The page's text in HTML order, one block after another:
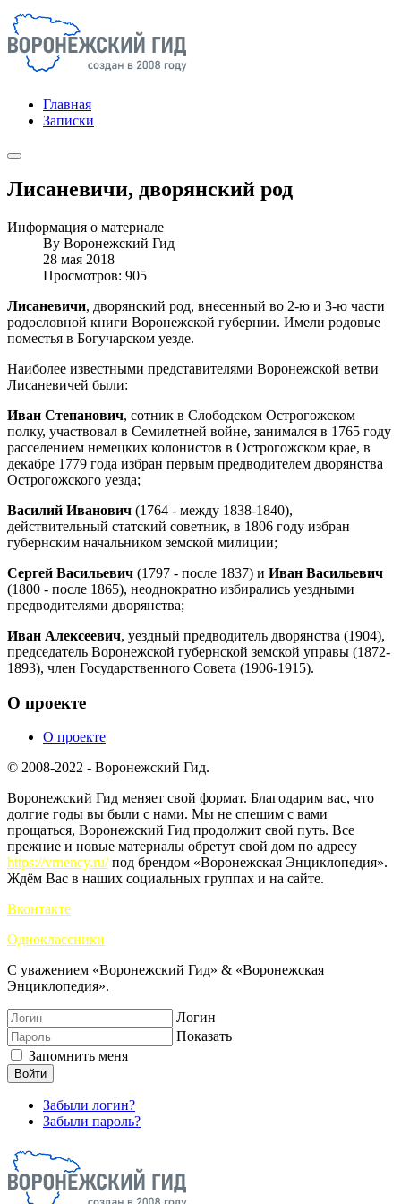
Главная
Записки
Лисаневичи, дворянский род
Информация о материале
By Воронежский Гид
28 мая 2018
Просмотров: 905
Лисаневичи, дворянский род, внесенный во 2-ю и 3-ю части
родословной книги Воронежской губернии. Имели родовые
поместья в Богучарском уезде.
Наиболее известными представителями Воронежской ветви
Лисаневичей были:
Иван Степанович, сотник в Слободском Острогожском
полку, участвовал в Семилетней войне, занимался в 1765 году
расселением немецких колонистов в Острогожском крае, в
декабре 1779 года избран первым предводителем дворянства
Острогожского уезда;
Василий Иванович (1764 - между 1838-1840),
действительный статский советник, в 1806 году избран
губернским начальником земской милиции;
Сергей Васильевич (1797 - после 1837) и Иван Васильевич
(1800 - после 1865), неоднократно избирались уездными
предводителями дворянства;
Иван Алексеевич, уездный предводитель дворянства (1904),
председатель Воронежской губернской земской управы (1872-
1893), член Государственного Совета (1906-1915).
О проекте
О проекте
© 2008-2022 - Воронежский Гид.
Воронежский Гид меняет свой формат. Благодарим вас, что
долгие годы вы были с нами. Мы не спешим с вами
прощаться, Воронежский Гид продолжит свой путь. Все
прежние и новые материалы обретут свой дом по адресу
https://vrnency.ru/под брендом «Воронежская Энциклопедия».
Ждём Вас в наших социальных группах и на сайте.
Вконтакте
Одноклассники
С уважением «Воронежский Гид» & «Воронежская
Энциклопедия».
Логин
Показать
Запомнить меня
Войти
Забыли логин?
Забыли пароль?